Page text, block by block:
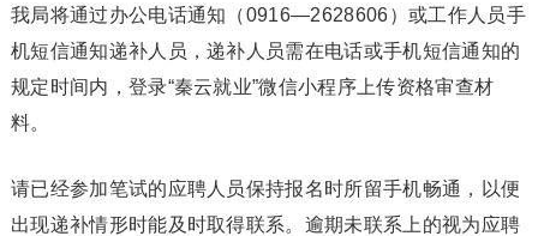
我局将通过办公电话通知（0916—2628606）或工作人员手
机短信通知递补人员，递补人员需在电话或手机短信通知的
规定时间内，登录“秦云就业”微信小程序上传资格审查材
料。
请已经参加笔试的应聘人员保持报名时所留手机畅通，以便
出现递补情形时能及时取得联系。逾期未联系上的视为应聘